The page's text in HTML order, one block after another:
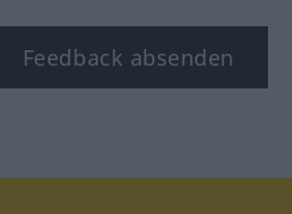
Feedback absenden